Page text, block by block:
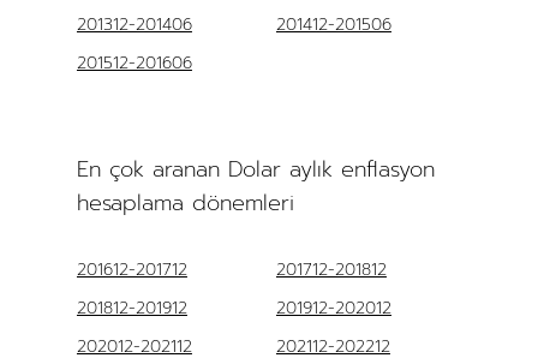
201312-201406
201412-201506
201512-201606
En çok aranan Dolar aylık enflasyon
hesaplama dönemleri
201612-201712
201712-201812
201812-201912
201912-202012
202012-202112
202112-202212